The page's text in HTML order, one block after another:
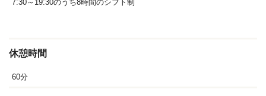
7:30～19:30のうち8時間のシフト制
休憩時間
60分